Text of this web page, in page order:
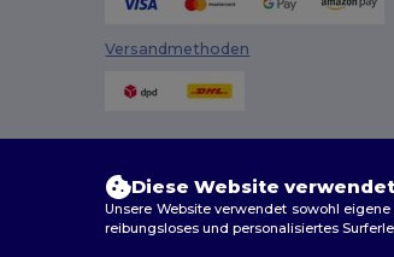
Versandmethoden
Diese Website
Unsere Website verwendet sowohl
reibungsloses und personalisiertes